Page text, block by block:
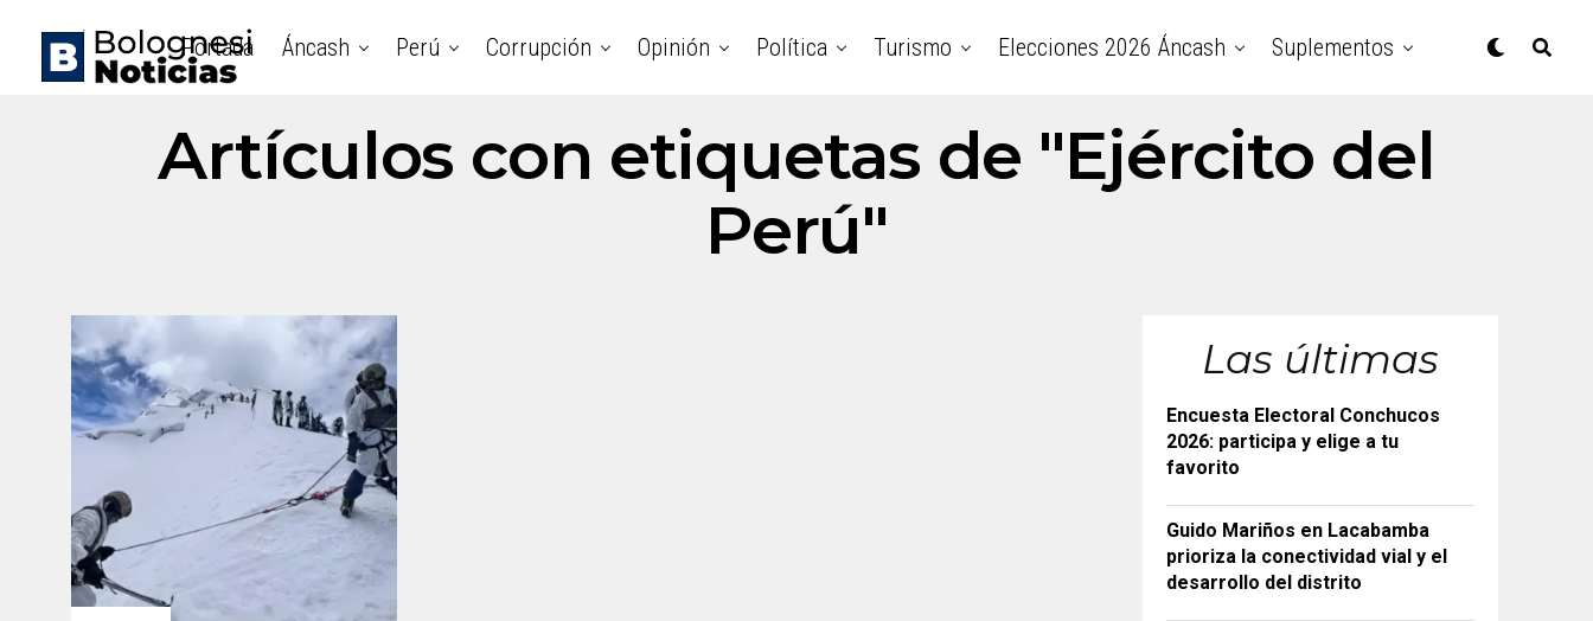
Portada Áncash Perú Corrupción Opinión Política Turismo Elecciones 2026 Áncash Suplementos
Artículos con etiquetas de "Ejército del
Perú"
Las últimas
Encuesta Electoral Conchucos
2026: participa y elige a tu
favorito
Guido Mariños en Lacabamba
prioriza la conectividad vial y el
desarrollo del distrito